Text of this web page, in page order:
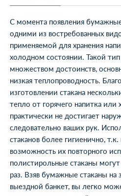
С момента появления
одними из востребованных
применяемой для хранения
холодном состоянии. Такой
множеством достоинств,
низкая теплопроводность.
изготовлении стакана
тепло от горячего напитка
практически не достигает
следовательно ваших рук.
стаканов более гигиенично,
возможность их повторного
полистирольные стаканы
раз. Взяв бумажные стаканы
выездной банкет, вы легко